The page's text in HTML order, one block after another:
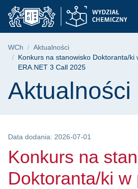
Przejdź
do
menu
Przejdź
do
wyszukiwarki
Przejdź
do
treści
Konkurs na
Ścieżka
WCh
Aktualności
Konkurs na stanowisko Doktoranta/ki
ERA.NET 3 Call 2025
Treść strony
Aktualności
Data dodania: 2026-07-01
Konkurs na
Doktoranta/ki w